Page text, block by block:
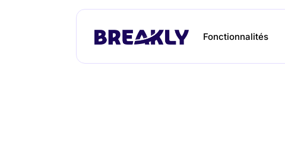
Fonctionnalités